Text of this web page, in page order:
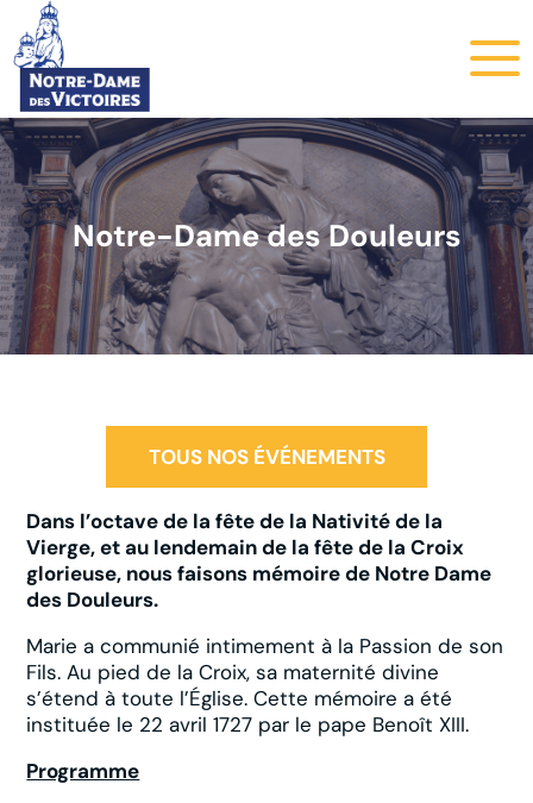
Notre-Dame des Douleurs
TOUS NOS ÉVÉNEMENTS
Dans l’octave de la fête de la Nativité de la
Vierge, et au lendemain de la fête de la Croix
glorieuse, nous faisons mémoire de Notre Dame
des Douleurs.
Marie a communié intimement à la Passion de son
Fils. Au pied de la Croix, sa maternité divine
s’étend à toute l’Église. Cette mémoire a été
instituée le 22 avril 1727 par le pape Benoît XIII.
Programme